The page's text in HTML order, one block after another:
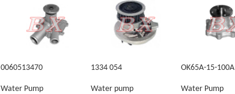
0060513470
Water Pump
1334 054
Water pump
OK65A-15-100A
Water Pump